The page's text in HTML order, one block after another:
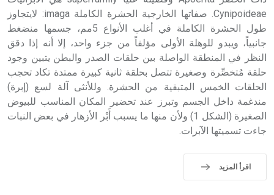
Cynipoideae. صفاتها الخارجية الحشرة الكاملة imaga: لايتجاوز
طول الحشرة الكاملة في أغلب الأنواع 5مم، جسمها منضغط
جانبياً، ويبدو للوهلة الأولى مؤلفاً من جزء واحد، إلا أنه إذا دقق
النظر في المنطقة الواصلة بين حلقات الصدر والبطن يتبين وجود
حلقة مُتخصِّرة وصغيرة تتصل بحلقة ثانية كبيرة ممتدة تكاد تحجب
الحلقات الخمس المتبقية من الحشرة. وللأنثى آلة لسع (إبرة)
مندغمة داخل الجسم وتبرز عند تحضير المكان المناسب للبيوض
الصغيرة (الشكل 1) ولأن منها ما يسبب أَبْر الأزهار في بعض النبات
جاءت تسميتها الآبرات.
اقرأ المزيد